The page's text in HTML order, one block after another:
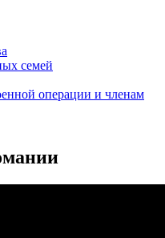
семей
операции и членам